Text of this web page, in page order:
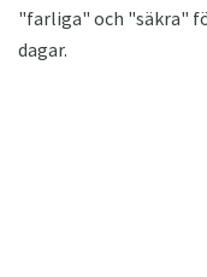
"farliga" och "säkra"
dagar.